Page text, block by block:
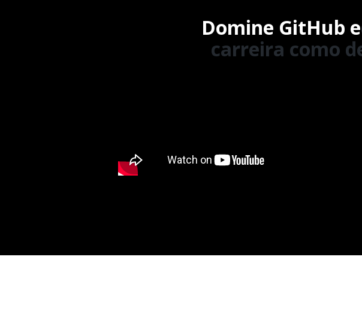
Domine GitHub e
carreira como